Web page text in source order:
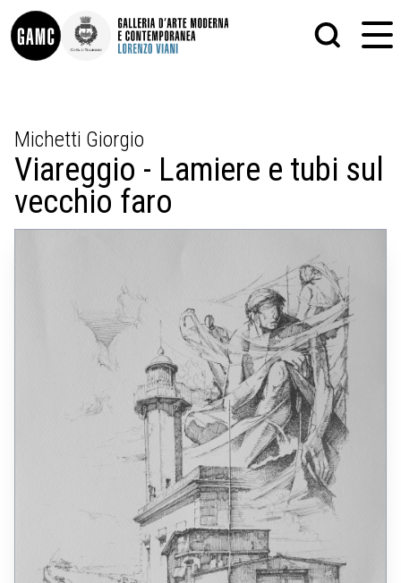
INFO
CONTATTI
DIDATTICA
SHOP
LE COLLEZIONI
GLI AUTORI
PALAZZO DELLE MUSE
SCULTURA
STAMPA
FOTOGRAFIA
Michetti Giorgio
Viareggio - Lamiere e tubi sul
vecchio faro